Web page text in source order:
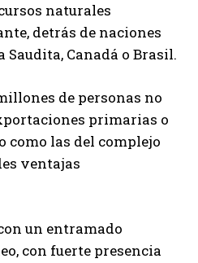
naturales
detrás de naciones
Canadá o Brasil.
de personas no
primarias o
como las del complejo
ventajas
un entramado
con fuerte presencia